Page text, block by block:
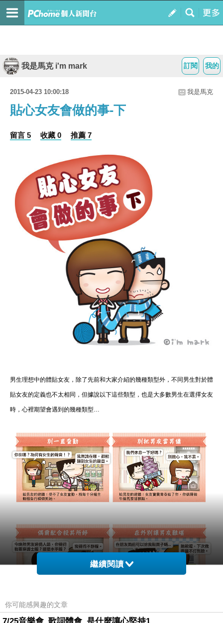
我的
訂閱
我是馬克 i'm mark
2015-04-23 10:00:18 我是馬克
貼心女友會做的事-下
留言 5 收藏 0 推薦 7
男生理想中的體貼女友，除了先前和大家介紹的幾種類型外，不同男生對於體
貼女友的定義也不太相同，但據說以下這些類型，也是大多數男生在選擇女友
時，心裡期望會遇到的幾種類型…
繼續閱讀
你可能感興趣的文章